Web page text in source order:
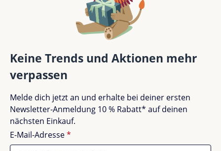
Bewertung schreiben
Keine Bewertungen gefunden. Teile deine
Erfahrungen mit anderen.
Keine Trends und Aktionen mehr
verpassen
Melde dich jetzt an und erhalte bei deiner ersten
Newsletter-Anmeldung 10 % Rabatt* auf deinen
nächsten Einkauf.
E-Mail-Adresse*